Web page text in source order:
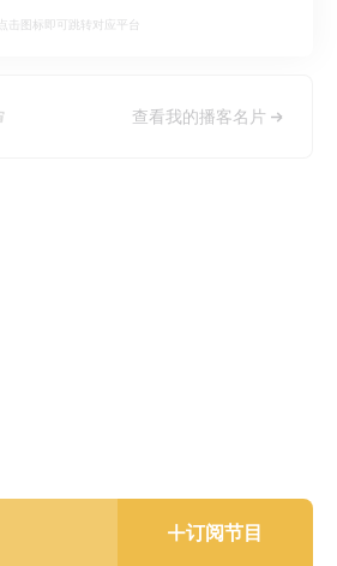
点击图标即可跳转对应平台
查看我的播客名片
订阅节目